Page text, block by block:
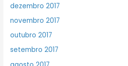
dezembro 2017
novembro 2017
outubro 2017
setembro 2017